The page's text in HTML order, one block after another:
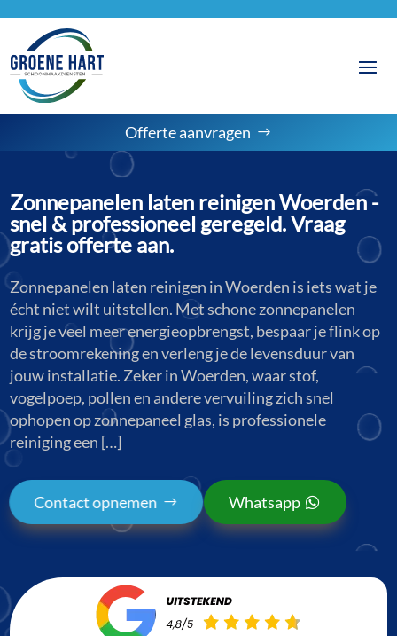
Offerte aanvragen
Zonnepanelen laten reinigen Woerden -
snel & professioneel geregeld. Vraag
gratis offerte aan.
Zonnepanelen laten reinigen in Woerden is iets wat je
écht niet wilt uitstellen. Met schone zonnepanelen
krijg je veel meer energieopbrengst, bespaar je flink op
de stroomrekening en verleng je de levensduur van
jouw installatie. Zeker in Woerden, waar stof,
vogelpoep, pollen en andere vervuiling zich snel
ophopen op zonnepaneel glas, is professionele
reiniging een […]
Contact opnemen Whatsapp